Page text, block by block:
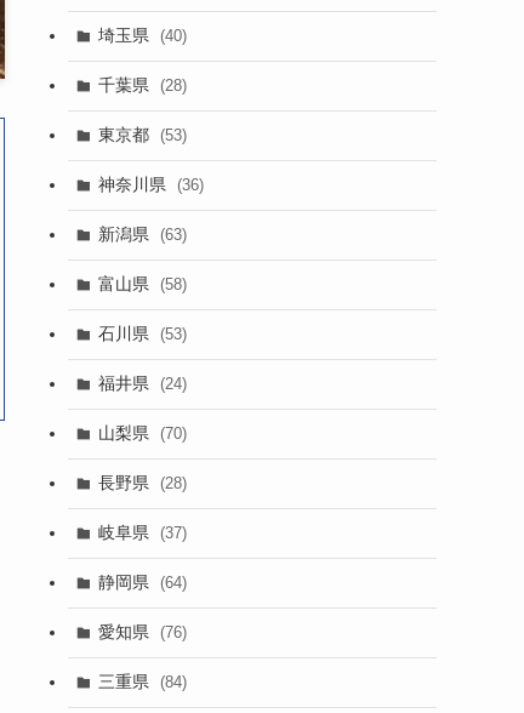
埼玉県 (40)
千葉県 (28)
東京都 (53)
神奈川県 (36)
新潟県 (63)
富山県 (58)
石川県 (53)
福井県 (24)
山梨県 (70)
長野県 (28)
岐阜県 (37)
静岡県 (64)
愛知県 (76)
三重県 (84)